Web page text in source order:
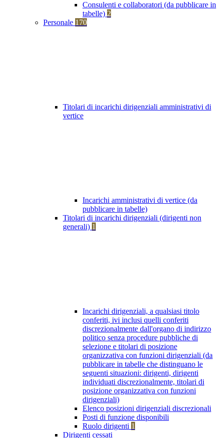
Consulenti e collaboratori (da pubblicare in
tabelle) 2
Personale 170
Titolari di incarichi dirigenziali amministrativi di
vertice
Incarichi amministrativi di vertice (da
pubblicare in tabelle)
Titolari di incarichi dirigenziali (dirigenti non
generali) 1
Incarichi dirigenziali, a qualsiasi titolo
conferiti, ivi inclusi quelli conferiti
discrezionalmente dall'organo di indirizzo
politico senza procedure pubbliche di
selezione e titolari di posizione
organizzativa con funzioni dirigenziali (da
pubblicare in tabelle che distinguano le
seguenti situazioni: dirigenti, dirigenti
individuati discrezionalmente, titolari di
posizione organizzativa con funzioni
dirigenziali)
Elenco posizioni dirigenziali discrezionali
Posti di funzione disponibili
Ruolo dirigenti 1
Dirigenti cessati